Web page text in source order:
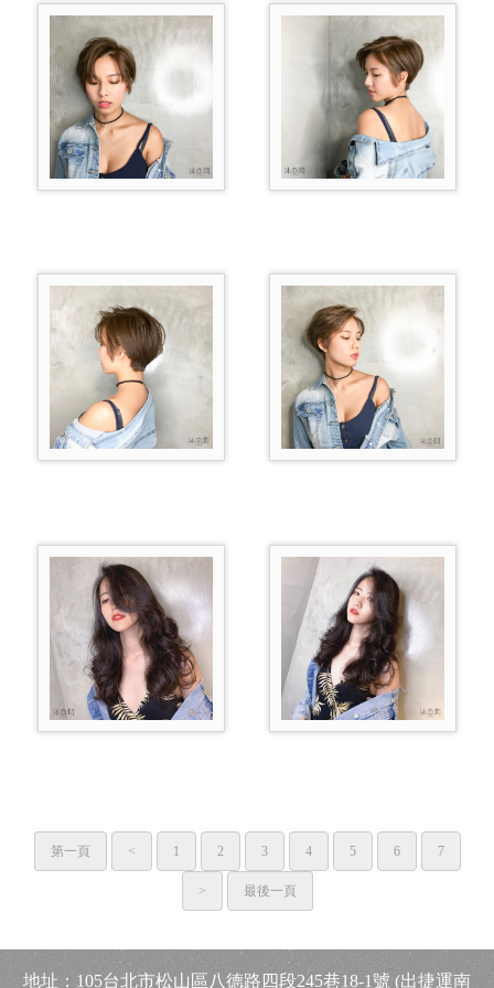
第一頁 < 1 2 3 4 5 6 7
> 最後一頁
地址： 105台北市松山 區八德路四段245巷18-1號 (出捷運南